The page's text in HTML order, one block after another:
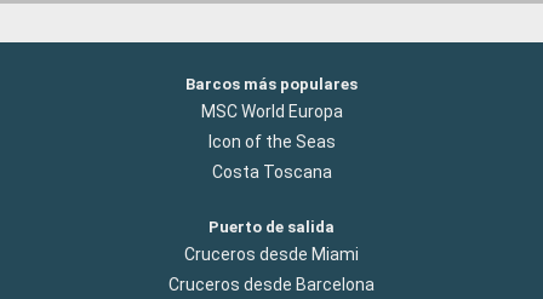
Barcos más populares
MSC World Europa
Icon of the Seas
Costa Toscana
Puerto de salida
Cruceros desde Miami
Cruceros desde Barcelona